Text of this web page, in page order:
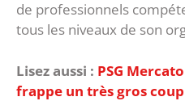
de professionnels
tous les niveaux de son
Lisez aussi : PSG
frappe un très gros coup